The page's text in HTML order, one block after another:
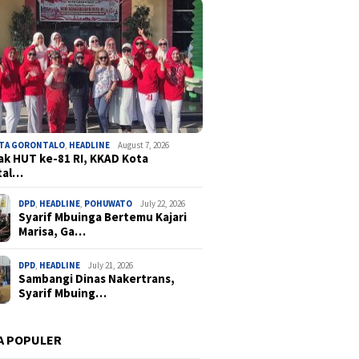
GORONTALO, HEADLINE August 7, 2026
HUT ke-81 RI, KKAD Kota
DPD, HEADLINE, POHUWATO July 22, 2026
Syarif Mbuinga Bertemu Kajari
Marisa, Ga…
DPD, HEADLINE July 21, 2026
Sambangi Dinas Nakertrans,
Syarif Mbuing…
POPULER